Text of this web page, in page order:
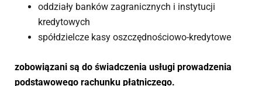
oddziały banków zagranicznych i instytucji
kredytowych
spółdzielcze kasy oszczędnościowo-kredytowe
zobowiązani są do świadczenia usługi prowadzenia
podstawowego rachunku płatniczego.